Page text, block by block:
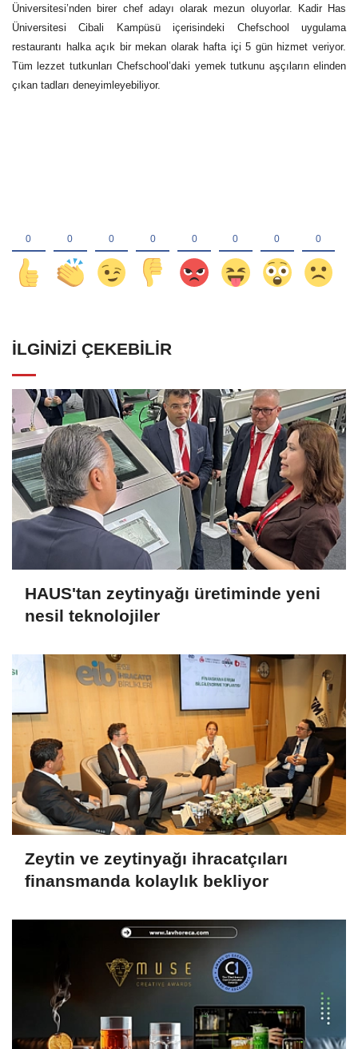
Üniversitesi’nden birer chef adayı olarak mezun oluyorlar. Kadir Has
Üniversitesi Cibali Kampüsü içerisindeki Chefschool uygulama
restaurantı halka açık bir mekan olarak hafta içi 5 gün hizmet veriyor.
Tüm lezzet tutkunları Chefschool’daki yemek tutkunu aşçıların elinden
çıkan tadları deneyimleyebiliyor.
İLGINIZI ÇEKEBILIR
HAUS'tan zeytinyağı üretiminde yeni
nesil teknolojiler
Zeytin ve zeytinyağı ihracatçıları
finansmanda kolaylık bekliyor